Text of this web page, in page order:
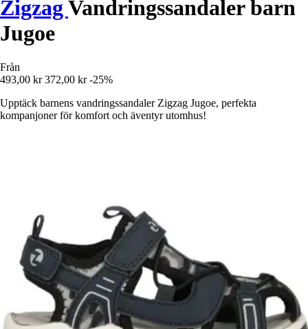
ZigzagVandringssandaler barn
Jugoe
Från
493,00 kr 372,00 kr -25%
Upptäck barnens vandringssandaler Zigzag Jugoe, perfekta
kompanjoner för komfort och äventyr utomhus!